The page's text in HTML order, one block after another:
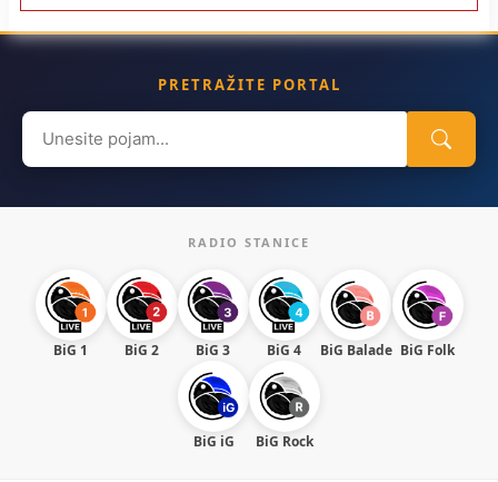
PRETRAŽITE PORTAL
Search
for:
RADIO STANICE
BiG 1 BiG 2 BiG 3 BiG 4 BiG Balade BiG Folk
BiG iG BiG Rock